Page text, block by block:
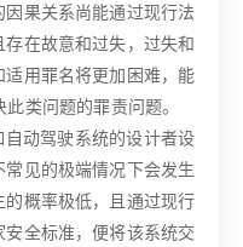
果关系尚能通过现行法
在故意和过失，过失和
用罪名将更加困难，能
类问题的罪责问题。
动驾驶系统的设计者设
见的极端情况下会发生
的概率极低，且通过现行
全标准，便将该系统交